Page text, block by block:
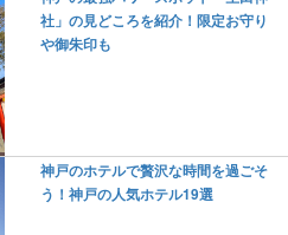
社」の見どころを紹介！限定お守り
や御朱印も
神戸のホテルで贅沢な時間を過ごそ
う！神戸の人気ホテル19選